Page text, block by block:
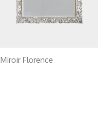
Miroir Florence